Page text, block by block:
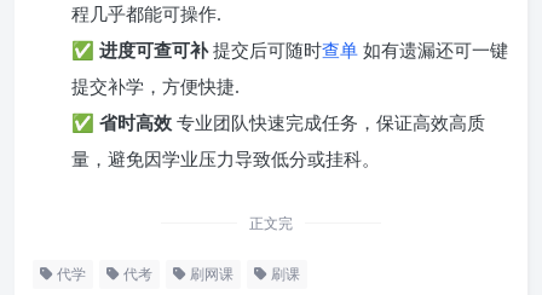
程几乎都能可操作.
✅ 进度可查可补提交后可随时查单 如有遗漏还可一键
提交补学，方便快捷.
✅ 省时高效 专业团队快速完成任务，保证高效高质
量，避免因学业压力导致低分或挂科。
正文完
代学 代考 刷网课 刷课